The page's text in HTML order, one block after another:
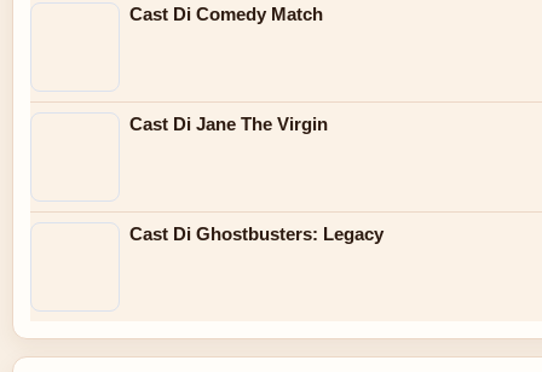
Cast Di Comedy Match
Cast Di Jane The Virgin
Cast Di Ghostbusters: Legacy